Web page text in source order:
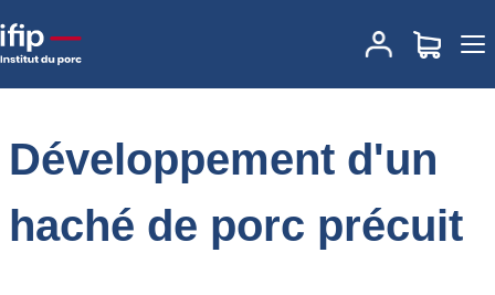
Accueil
Développement d'un haché de porc
précuit
Développement d'un
haché de porc précuit